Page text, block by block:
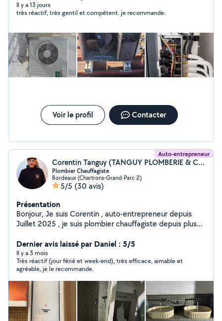
Il y a 13 jours
très réactif, très gentil et compétent. je recommande.
Voir le profil Contacter
Auto-entrepreneur
Corentin Tanguy (TANGUY PLOMBERIE & CIE)
Plombier Chauffagiste
Bordeaux (Chartrons-Grand-Parc 2)
5/5 (30 avis)
Présentation
Bonjour, Je suis Corentin , auto-entrepreneur depuis
Juillet 2025 , je suis plombier chauffagiste depuis plus
dans ce domaine
Dernier avis laissé par Daniel : 5/5
Il y a 3 mois
Très réactif (jour férié et week-end), très efficace, aimable et
agréable, je le recommande.